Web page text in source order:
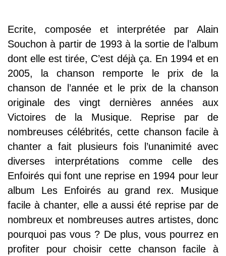
Ecrite, composée et interprétée par Alain
Souchon à partir de 1993 à la sortie de l’album
dont elle est tirée, C’est déjà ça. En 1994 et en
2005, la chanson remporte le prix de la
chanson de l’année et le prix de la chanson
originale des vingt dernières années aux
Victoires de la Musique. Reprise par de
nombreuses célébrités, cette chanson facile à
chanter a fait plusieurs fois l’unanimité avec
diverses interprétations comme celle des
Enfoirés qui font une reprise en 1994 pour leur
album Les Enfoirés au grand rex. Musique
facile à chanter, elle a aussi été reprise par de
nombreux et nombreuses autres artistes, donc
pourquoi pas vous ? De plus, vous pourrez en
profiter pour choisir cette chanson facile à